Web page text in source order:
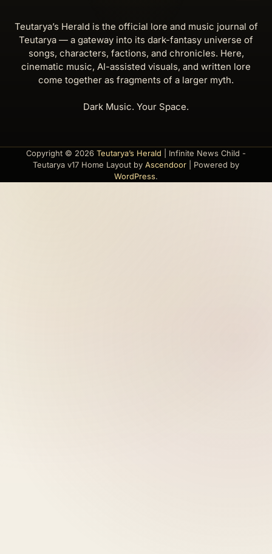
Teutarya’s Herald is the official lore and music journal of
Teutarya — a gateway into its dark-fantasy universe of
songs, characters, factions, and chronicles. Here,
cinematic music, AI-assisted visuals, and written lore
come together as fragments of a larger myth.
Dark Music. Your Space.
Copyright © 2026 Teutarya’s Herald | Infinite News Child -
Teutarya v17 Home Layout by Ascendoor | Powered by
WordPress.